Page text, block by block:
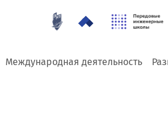
Международная деятельность